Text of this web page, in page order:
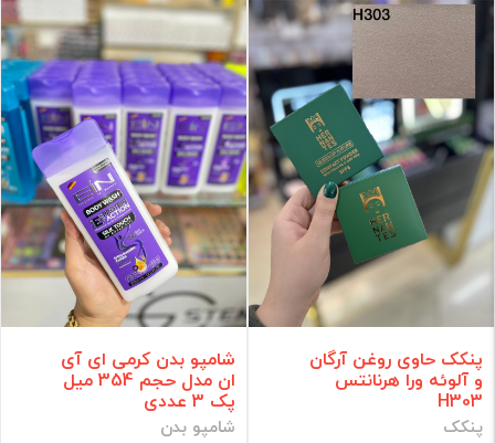
کیف و ابزار آرایشی
ادکلن و اسپری
رنگ و اکسیدان مو
لوازم برقی
مراقبت مو
مراقبت پوست
آرایش ناخن
مراقبت شخصی
آرایشی
مکمل و مولتی ویتامین
فقط کالاهای موجود
پنکک حاوی روغن آرگان
و آلوئه ورا هرنانتس
H303
پنکک
شامپو بدن کرمی ای آی
ان مدل حجم 354 میل
پک 3 عددی
شامپو بدن